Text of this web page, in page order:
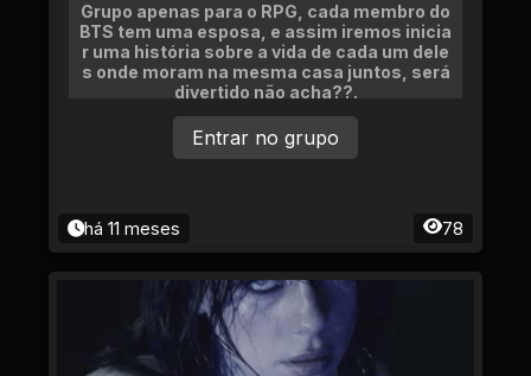
Grupo apenas para o RPG, cada membro do
BTS tem uma esposa, e assim iremos inicia
r uma história sobre a vida de cada um dele
s onde moram na mesma casa juntos, será
divertido não acha??.
há 11 meses 78
Entrar no grupo